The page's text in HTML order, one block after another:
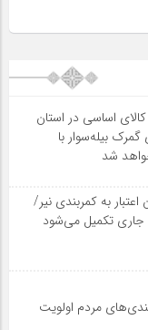
۱۲۰هزار تن کالای اساسی در استان
بیله‌سوار با
شد
تومان اعتبار به کمربندی نیر/
جاری تکمیل می‌شود
مردم اولویت‌